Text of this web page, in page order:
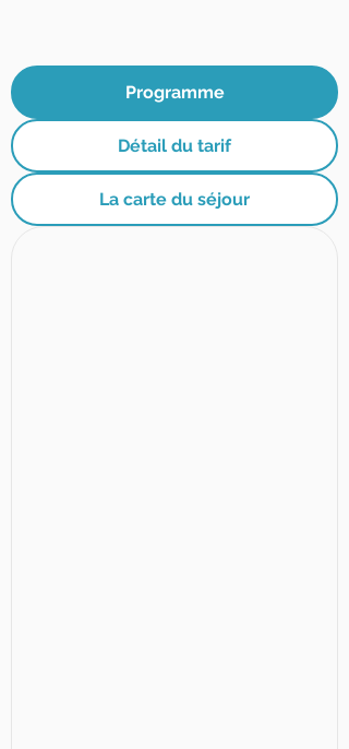
Programme
Détail du tarif
La carte du séjour